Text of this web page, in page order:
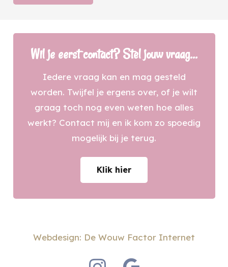
Wil je eerst contact? Stel jouw vraag…
Iedere vraag kan en mag gesteld
worden. Twijfel je ergens over, of je wilt
graag toch nog even weten hoe alles
werkt? Contact mij en ik kom zo spoedig
mogelijk bij je terug.
Klik hier
Webdesign: De Wouw Factor Internet